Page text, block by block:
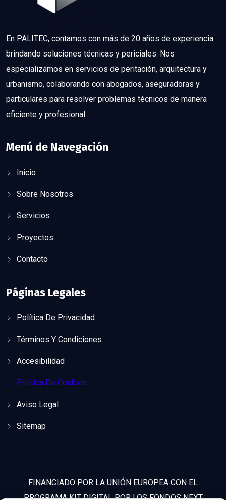
En PALITEC, contamos con más de 20 años de experiencia
brindando soluciones técnicas y periciales. Nos
especializamos en servicios de peritación, arquitectura y
urbanismo, colaborando con abogados, aseguradoras y
particulares para resolver problemas técnicos de manera
eficiente y profesional.
Menú de Navegación
Inicio
Sobre Nosotros
Servicios
Proyectos
Contacto
Páginas Legales
Política De Privacidad
Términos Y Condiciones
Accesibilidad
Política De Cookies
Aviso Legal
Sitemap
FINANCIADO POR LA UNIÓN EUROPEA CON EL
PROGRAMA KIT DIGITAL POR LOS FONDOS NEXT